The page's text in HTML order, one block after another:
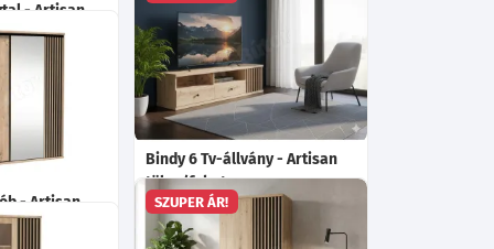
- Artisan
Mé:40.5
65 200
Bindy 6 Tv-állvány - Artisan
tölgy/fekete
Ma:43.4
Választható fekete fém lábak!
- Artisan
SZUPER ÁR!